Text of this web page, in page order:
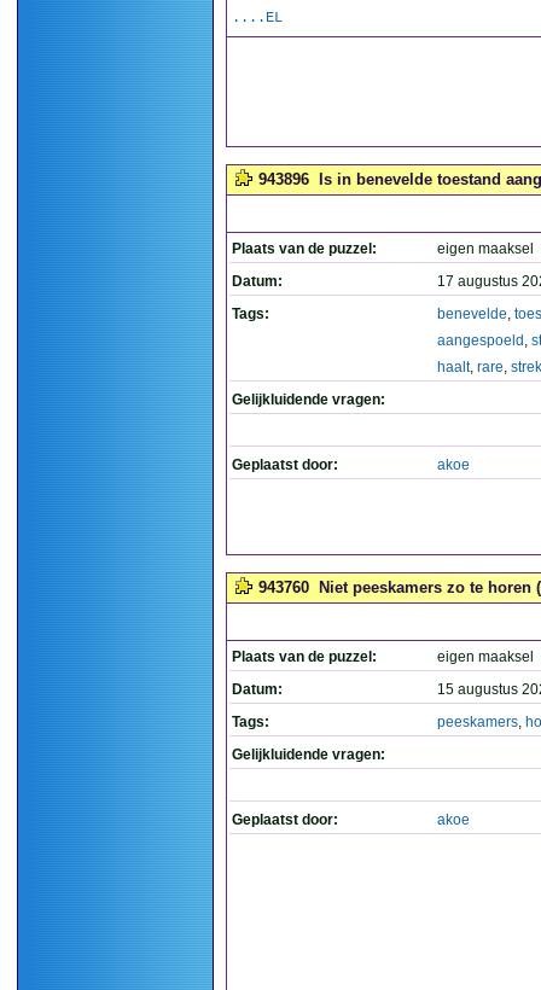
....EL
943896 Is in benevelde toestand
Plaats van de puzzel:
eigen maaksel
Datum:
17 augustus
Tags:
benevelde,
aangespoeld ,
haalt, rare,
Gelijkluidende vragen:
Geplaatst door: akoe
943760 Niet peeskamers zo te horen
Plaats van de puzzel:
eigen maaksel
Datum:
15 augustus
Tags:
peeskamers,
Gelijkluidende vragen:
Geplaatst door: akoe